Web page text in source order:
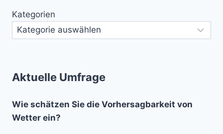
Kategorien
Aktuelle Umfrage
Wie schätzen Sie die Vorhersagbarkeit von
Wetter ein?